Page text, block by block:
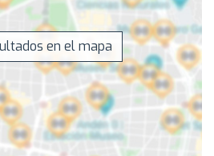
en el mapa